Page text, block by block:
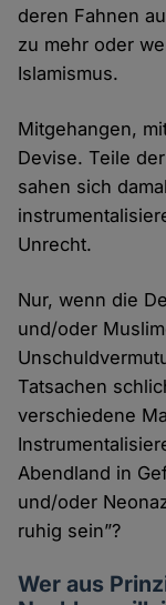
deren Fahnen
zu mehr oder
Islamismus.
Mitgehangen,
Devise. Teile
sahen sich
Unrecht.
Nur, wenn die
und/oder
Tatsachen
verschiedene
Abendland in
und/oder
ruhig sein”?
Wer aus